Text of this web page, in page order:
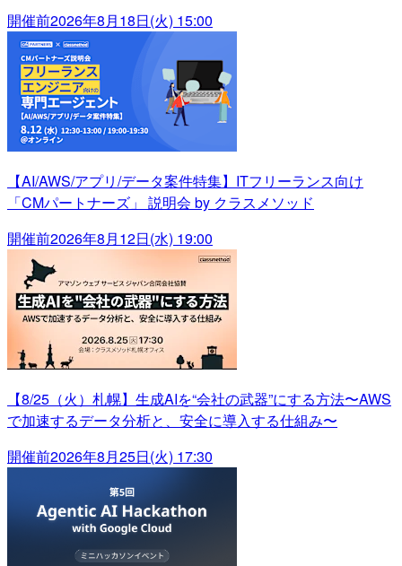
開催前2026年8月18日(火) 15:00
【AI/AWS/アプリ/データ案件特集】ITフリーランス向け
「CMパートナーズ」 説明会 by クラスメソッド
開催前2026年8月12日(水) 19:00
【8/25（火）札幌】生成AIを“会社の武器”にする方法〜AWS
で加速するデータ分析と、安全に導入する仕組み〜
開催前2026年8月25日(火) 17:30